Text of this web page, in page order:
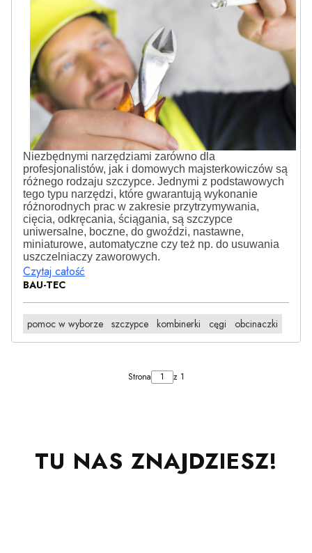
Niezbędnymi narzędziami zarówno dla
profesjonalistów, jak i domowych majsterkowiczów są
różnego rodzaju szczypce. Jednymi z podstawowych
tego typu narzędzi, które gwarantują wykonanie
różnorodnych prac w zakresie przytrzymywania,
cięcia, odkręcania, ściągania, są szczypce
uniwersalne, boczne, do gwoździ, nastawne,
miniaturowe, automatyczne czy też np. do usuwania
uszczelniaczy zaworowych.
Czytaj całość
BAU-TEC
pomoc w wyborze szczypce kombinerki cęgi obcinaczki
Strona z 1
TU NAS ZNAJDZIESZ!